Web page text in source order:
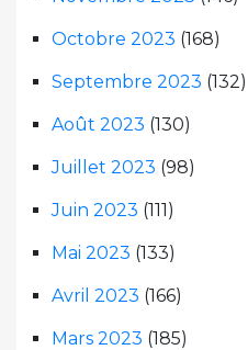
Octobre 2023 (168)
Septembre 2023 (132)
Août 2023 (130)
Juillet 2023 (98)
Juin 2023 (111)
Mai 2023 (133)
Avril 2023 (166)
Mars 2023 (185)